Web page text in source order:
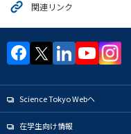
関連リンク
Science Tokyo Webヘ
在学生向け情報